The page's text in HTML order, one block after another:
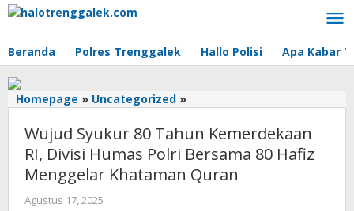
Lewati
Beranda Polres Trenggalek Hallo Polisi Apa Kabar
Homepage » Uncategorized »
80
Tahun
Kemerdekaan
RI,
Wujud Syukur 80 Tahun Kemerdekaan
RI, Divisi Humas Polri Bersama 80 Hafiz
Menggelar Khataman Quran
Agustus 17, 2025